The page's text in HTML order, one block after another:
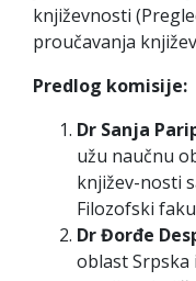
književnosti
proučavanja
Predlog komisije:
Dr Sanja
užu naučnu
književ-nosti
Filozofski
Dr Đorđe
oblast Srpska